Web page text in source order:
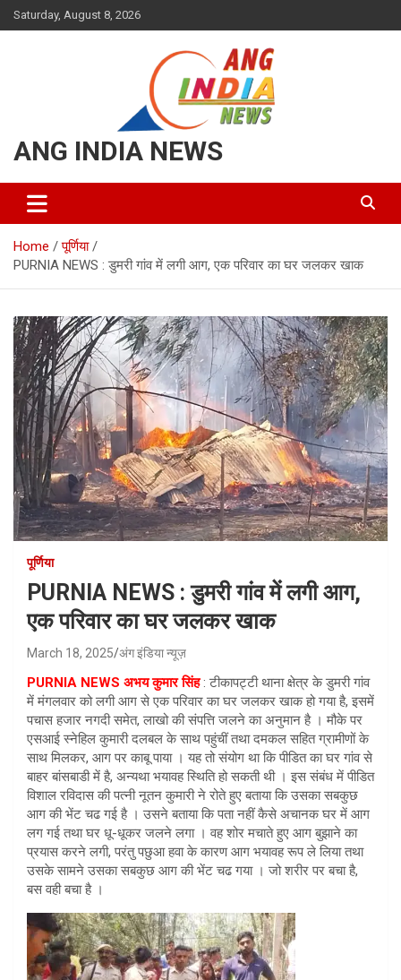
Skip
to
Saturday, August 8, 2026
ANG INDIA NEWS
Home
पूर्णिया
PURNIA NEWS : डुमरी गांव में लगी आग, एक परिवार का घर जलकर खाक
पूर्णिया
PURNIA NEWS : डुमरी गांव में लगी आग,
एक परिवार का घर जलकर खाक
March 18, 2025 अंग इंडिया न्यूज़
PURNIA NEWS अभय कुमार सिंह: टीकापट्टी थाना क्षेत्र के डुमरी गांव
में मंगलवार को लगी आग से एक परिवार का घर जलकर खाक हो गया है, इसमें
पचास हजार नगदी समेत, लाखो की संपत्ति जलने का अनुमान है । मौके पर
एसआई स्नेहिल कुमारी दलबल के साथ पहुंचीं तथा दमकल सहित ग्रामीणों के
साथ मिलकर, आग पर काबू पाया । यह तो संयोग था कि पीडित का घर गांव से
बाहर बांसबाडी में है, अन्यथा भयावह स्थिति हो सकती थी । इस संबंध में पीडित
विशाल रविदास की पत्नी नूतन कुमारी ने रोते हुए बताया कि उसका सबकुछ
आग की भेंट चढ गई है । उसने बताया कि पता नहीं कैसे अचानक घर में आग
लग गई तथा घर धू-धूकर जलने लगा । वह शोर मचाते हुए आग बुझाने का
प्रयास करने लगी, परंतु पछुआ हवा के कारण आग भयावह रूप ले लिया तथा
उसके सामने उसका सबकुछ आग की भेंट चढ गया । जो शरीर पर बचा है,
बस वही बचा है ।